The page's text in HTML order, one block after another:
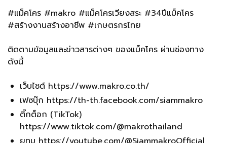
#แม็คโคร #makro #แม็คโครเวียงสระ #34ปีแม็คโคร
#สร้างงานสร้างอาชีพ #เกษตรกรไทย
ติดตามข้อมูลและข่าวสารต่างๆ ของแม็คโคร ผ่านช่องทาง
ดังนี้
เว็บไซต์ https://www.makro.co.th/
เฟซบุ๊ก https://th-th.facebook.com/siammakro
ติ๊กต็อก (TikTok)
https://www.tiktok.com/@makrothailand